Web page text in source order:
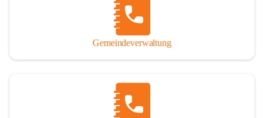
Gemeindeverwaltung